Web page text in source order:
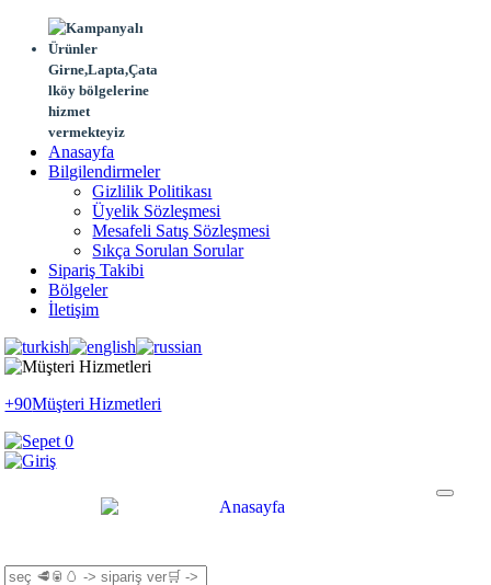
Girne,Lapta,Çata
lköy bölgelerine
hizmet
vermekteyiz
Anasayfa
Bilgilendirmeler
Gizlilik Politikası
Üyelik Sözleşmesi
Mesafeli Satış Sözleşmesi
Sıkça Sorulan Sorular
Sipariş Takibi
Bölgeler
İletişim
+90Müşteri Hizmetleri
0